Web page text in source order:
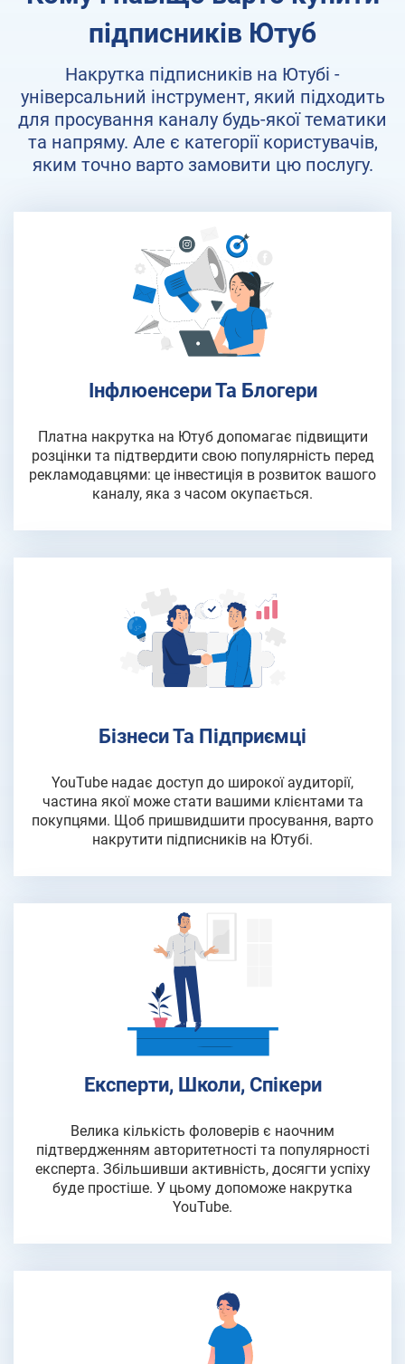
підписників Ютуб
Накрутка підписників на Ютубі -
універсальний інструмент, який підходить
для просування каналу будь-якої тематики
та напряму. Але є категорії користувачів,
яким точно варто замовити цю послугу.
Інфлюенсери Та Блогери
Платна накрутка на Ютуб допомагає підвищити
розцінки та підтвердити свою популярність перед
рекламодавцями: це інвестиція в розвиток вашого
каналу, яка з часом окупається.
Бізнеси Та Підприємці
YouTube надає доступ до широкої аудиторії,
частина якої може стати вашими клієнтами та
покупцями. Щоб пришвидшити просування, варто
накрутити підписників на Ютубі.
Експерти, Школи, Спікери
Велика кількість фоловерів є наочним
підтвердженням авторитетності та популярності
експерта. Збільшивши активність, досягти успіху
буде простіше. У цьому допоможе накрутка
YouTube.